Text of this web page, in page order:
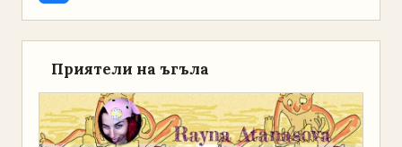
Приятели на ъгъла